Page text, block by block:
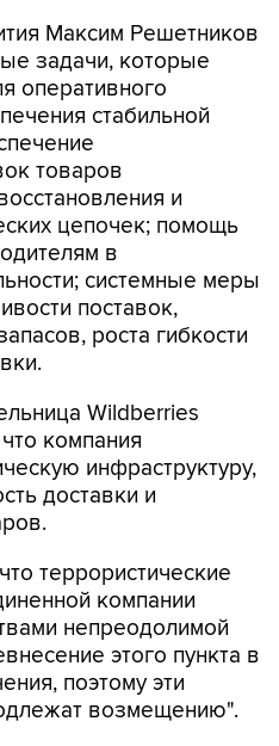
Максим Решетников
задачи, которые
оперативного
стабильной
товаров
и
цепочек; помощь
в
системные меры
поставок,
роста гибкости
Wildberries
компания
инфраструктуру,
доставки и
террористические
компании
непреодолимой
этого пункта в
поэтому эти
возмещению".